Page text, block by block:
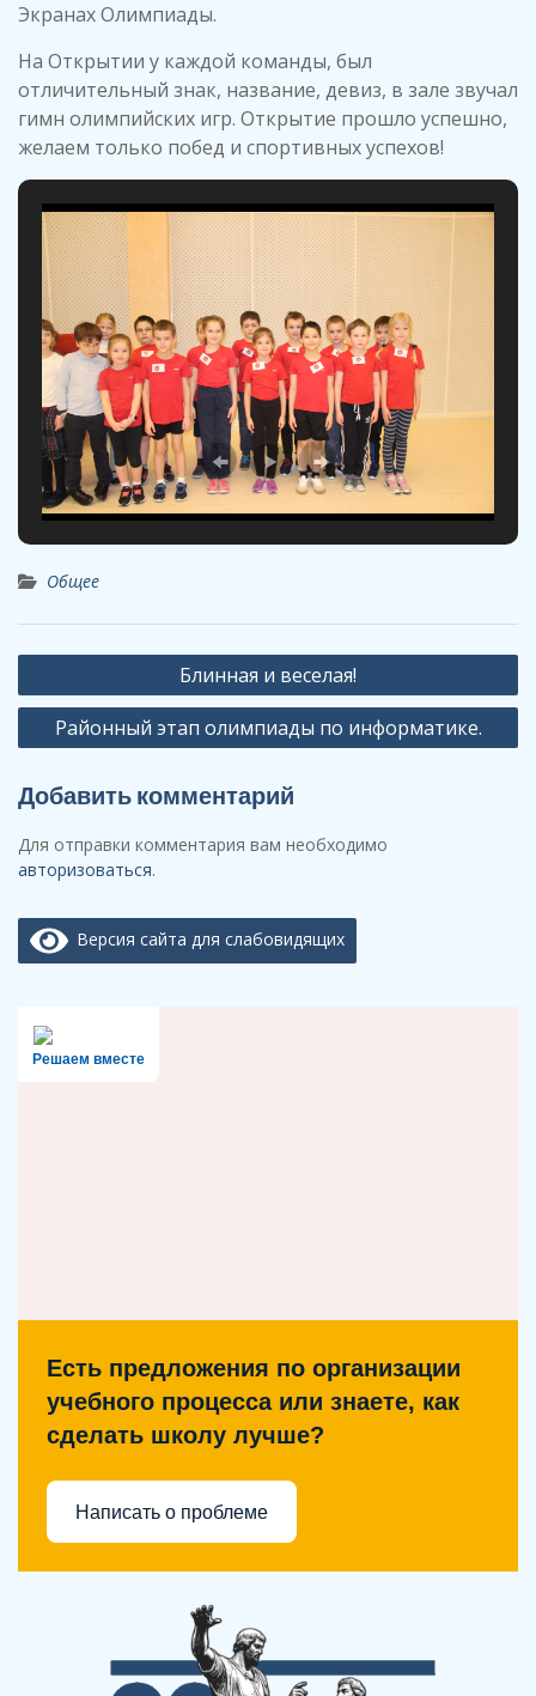
Экранах Олимпиады.
На Открытии у каждой команды, был
отличительный знак, название, девиз, в зале звучал
гимн олимпийских игр. Открытие прошло успешно,
желаем только побед и спортивных успехов!
Общее
Навигация
по
записям
Блинная и веселая!
Районный этап олимпиады по информатике.
Добавить комментарий
Для отправки комментария вам необходимо
авторизоваться.
Версия сайта для слабовидящих
Решаем вместе
Есть предложения по организации
учебного процесса или знаете, как
сделать школу лучше?
Написать о проблеме